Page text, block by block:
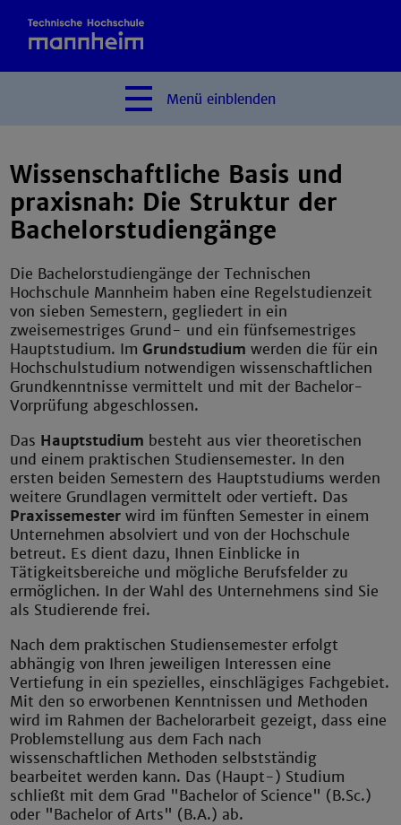
Menü einblenden
Wissenschaftliche Basis und
praxisnah: Die Struktur der
Bachelorstudiengänge
Die Bachelorstudiengänge der Technischen
Hochschule Mannheim haben eine Regelstudienzeit
von sieben Semestern, gegliedert in ein
zweisemestriges Grund- und ein fünfsemestriges
Hauptstudium. Im Grundstudium werden die für ein
Hochschulstudium notwendigen wissenschaftlichen
Grundkenntnisse vermittelt und mit der Bachelor-
Vorprüfung abgeschlossen.
Das Hauptstudium besteht aus vier theoretischen
und einem praktischen Studiensemester. In den
ersten beiden Semestern des Hauptstudiums werden
weitere Grundlagen vermittelt oder vertieft. Das
Praxissemester wird im fünften Semester in einem
Unternehmen absolviert und von der Hochschule
betreut. Es dient dazu, Ihnen Einblicke in
Tätigkeitsbereiche und mögliche Berufsfelder zu
ermöglichen. In der Wahl des Unternehmens sind Sie
als Studierende frei.
Nach dem praktischen Studiensemester erfolgt
abhängig von Ihren jeweiligen Interessen eine
Vertiefung in ein spezielles, einschlägiges Fachgebiet.
Mit den so erworbenen Kenntnissen und Methoden
wird im Rahmen der Bachelorarbeit gezeigt, dass eine
Problemstellung aus dem Fach nach
wissenschaftlichen Methoden selbstständig
bearbeitet werden kann. Das (Haupt-) Studium
schließt mit dem Grad "Bachelor of Science" (B.Sc.)
oder "Bachelor of Arts" (B.A.) ab.